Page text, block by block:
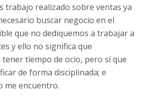
trabajo realizado sobre ventas ya
buscar negocio en el
que no dediquemos a trabajar a
y ello no significa que
tiempo de ocio, pero sí que
de forma disciplinada; e
me encuentro.